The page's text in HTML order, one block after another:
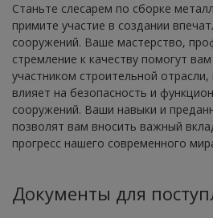
Станьте слесарем по сборке
примите участие в создании
сооружений. Ваше мастерство,
стремление к качеству помогут
участником строительной
влияет на безопасность и
сооружений. Ваши навыки и
позволят вам вносить важный
прогресс нашего современного
Документы для